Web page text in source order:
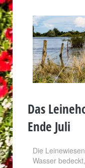
Das
Ende Juli
Die
Wasser bedeckt,